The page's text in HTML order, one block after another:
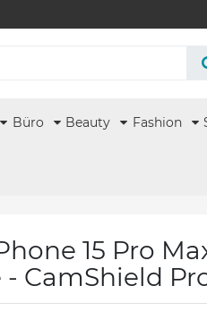
Büro Beauty Fashion
15 Pro
- CamShield